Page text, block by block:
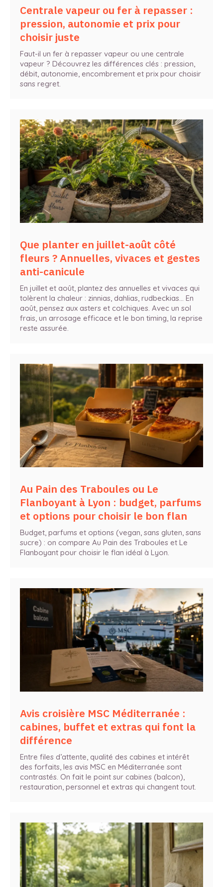
Centrale vapeur ou fer à repasser :
pression, autonomie et prix pour
choisir juste
Faut-il un fer à repasser vapeur ou une centrale
vapeur ? Découvrez les différences clés : pression,
débit, autonomie, encombrement et prix pour choisir
sans regret.
Que planter en juillet-août côté
fleurs ? Annuelles, vivaces et gestes
anti-canicule
En juillet et août, plantez des annuelles et vivaces qui
tolèrent la chaleur : zinnias, dahlias, rudbeckias… En
août, pensez aux asters et colchiques. Avec un sol
frais, un arrosage efficace et le bon timing, la reprise
reste assurée.
Au Pain des Traboules ou Le
Flanboyant à Lyon : budget, parfums
et options pour choisir le bon flan
Budget, parfums et options (vegan, sans gluten, sans
sucre) : on compare Au Pain des Traboules et Le
Flanboyant pour choisir le flan idéal à Lyon.
Avis croisière MSC Méditerranée :
cabines, buffet et extras qui font la
différence
Entre files d’attente, qualité des cabines et intérêt
des forfaits, les avis MSC en Méditerranée sont
contrastés. On fait le point sur cabines (balcon),
restauration, personnel et extras qui changent tout.